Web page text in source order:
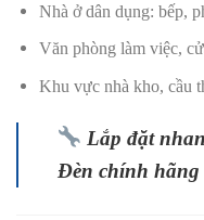
Nhà ở dân dụng: bếp,
Văn phòng làm việc,
Khu vực nhà kho, cầu
Lắp đặt
Đèn chính